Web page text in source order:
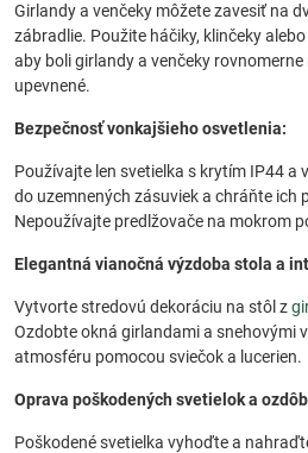
Girlandy a venčeky môžete zavesiť na
zábradlie. Použite háčiky, klinčeky
aby boli girlandy a venčeky rovnomerne
upevnené.
Bezpečnosť vonkajšieho osvetlenia:
Používajte len svetielka s krytím IP44 a
do uzemnených zásuviek a chráňte ich
Nepoužívajte predlžovače na mokrom
Elegantná vianočná výzdoba stola a
Vytvorte stredovú dekoráciu na stôl z
Ozdobte okná girlandami a snehovými
atmosféru pomocou sviečok a lucerien.
Oprava poškodených svetielok a
Poškodené svetielka vyhoďte a